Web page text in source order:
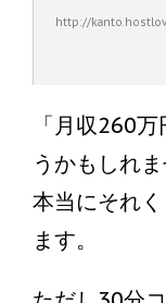
http://
「月収260
うかもしれ
本当にそれ
ます。